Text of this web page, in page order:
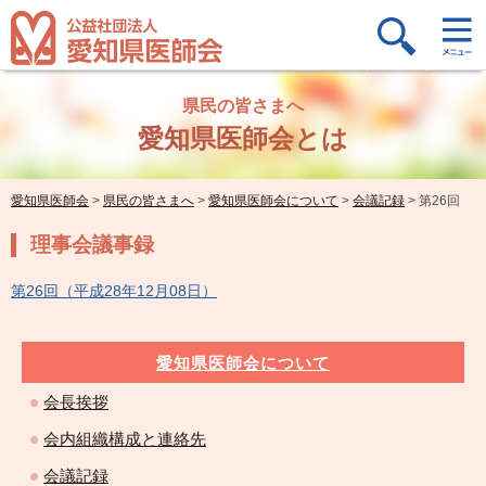
県民の皆さまへ
愛知県医師会とは
愛知県医師会 > 県民の皆さまへ > 愛知県医師会について > 会議記録 > 第26回
理事会議事録
第26回（平成28年12月08日）
愛知県医師会について
会長挨拶
会内組織構成と連絡先
会議記録